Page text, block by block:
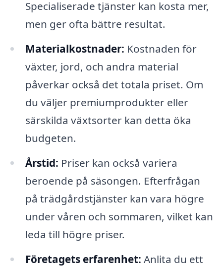
Specialiserade tjänster kan kosta mer,
men ger ofta bättre resultat.
Materialkostnader: Kostnaden för
växter, jord, och andra material
påverkar också det totala priset. Om
du väljer premiumprodukter eller
särskilda växtsorter kan detta öka
budgeten.
Årstid: Priser kan också variera
beroende på säsongen. Efterfrågan
på trädgårdstjänster kan vara högre
under våren och sommaren, vilket kan
leda till högre priser.
Företagets erfarenhet: Anlita du ett